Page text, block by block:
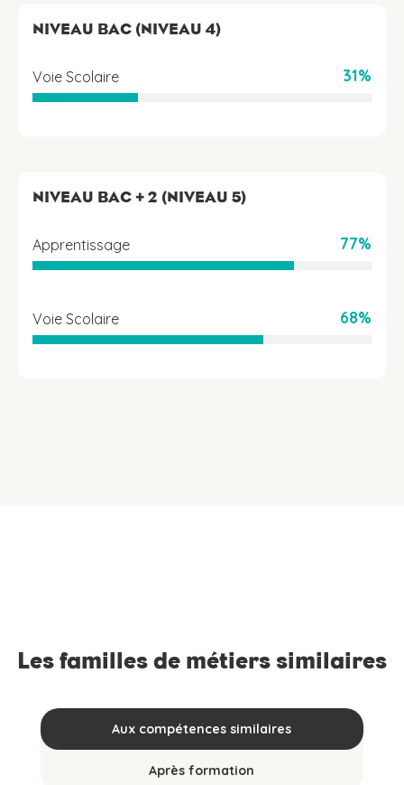
NIVEAU BAC (NIVEAU 4)
Voie Scolaire 31%
NIVEAU BAC + 2 (NIVEAU 5)
Apprentissage 77%
Voie Scolaire 68%
Les familles de métiers similaires
Aux compétences similaires
Après formation